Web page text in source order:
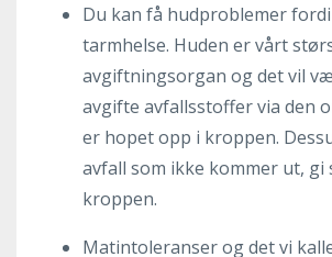
Du kan få hudproblemer
tarmhelse. Huden er vårt
avgiftningsorgan og det vil
avgifte avfallsstoffer via den
er hopet opp i kroppen.
avfall som ikke kommer ut, gi
kroppen.
Matintoleranser og det vi